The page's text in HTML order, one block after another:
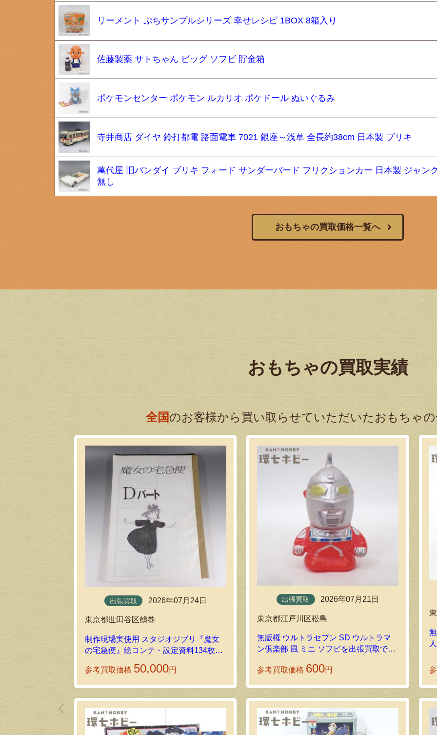
リーメント ぷちサンプルシリーズ 幸せレシピ 1BOX 8箱入り
佐藤製薬 サトちゃん ビッグ ソフビ 貯金箱
ポケモンセンター ポケモン ルカリオ ポケドール ぬいぐるみ
寺井商店 ダイヤ 鈴打都電 路面電車 7021 銀座～浅草 全長約38cm 日本製 ブリキ
萬代屋 旧バンダイ ブリキ フォード サンダーバード フリクションカー 日本製 ジャン
無し
おもちゃの買取価格一覧へ
おもちゃの買取実績
全国のお客様から買い取らせていただいたおもちゃ
出張買取 2026年07月24日
東京都世田谷区鶴巻
制作現場実使用 スタジオジブリ『魔女
の宅急便』絵コンテ・設定資料134枚を
参考買取価格 50,000円
出張買取 2026年07月21日
東京都江戸川区松島
無版権 ウルトラセブン SD ウルトラマ
ン倶楽部 風 ミニ ソフビを出張買取で拝
参考買取価格 600円